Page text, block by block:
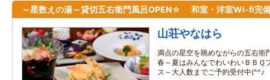
～星数えの湯～貸切五右衛門風呂OPEN☆ 和室・洋室Wi-fi完
山荘やなはら
満点の星空を眺めながらの五右
春～夏はみんなでわいわいＢＢＱ
ス～大人数までご予約受付中(^^♪